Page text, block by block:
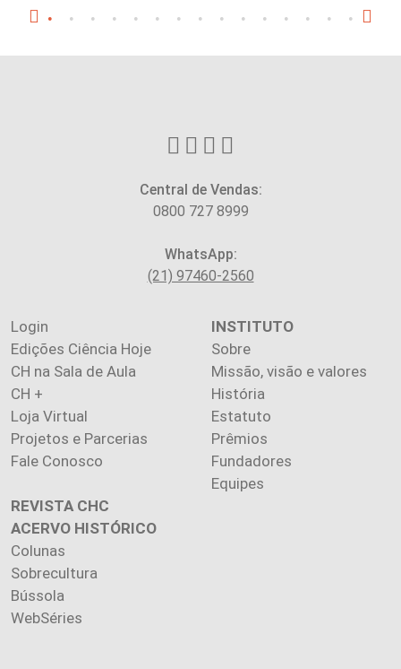
Central de Vendas:
0800 727 8999
WhatsApp:
(21) 97460-2560
Login
Edições Ciência Hoje
CH na Sala de Aula
CH +
Loja Virtual
Projetos e Parcerias
Fale Conosco
INSTITUTO
Sobre
Missão, visão e valores
História
Estatuto
Prêmios
Fundadores
Equipes
REVISTA CHC
ACERVO HISTÓRICO
Colunas
Sobrecultura
Bússola
WebSéries